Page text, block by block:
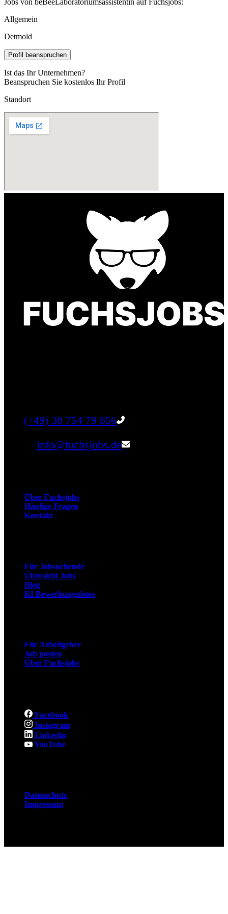
Allgemein
Detmold
Profil beanspruchen
Ist das Ihr Unternehmen?
Beanspruchen Sie kostenlos Ihr Profil
Standort
(+49) 30 754 79 856
info@fuchsjobs.de
Über Fuchsjobs
Häufige Fragen
Kontakt
Für Jobsuchende
Übersicht Jobs
Blog
KI Bewerbungsfotos
Für Arbeitgeber
Job posten
Über Fuchsjobs
Facebook
Instagram
Linkedin
YouTube
Datenschutz
Impressum